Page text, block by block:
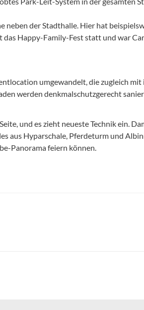
der Stadthalle. Hier hat
Happy-Family-Fest statt und war
umgewandelt, die zugleich
werden denkmalschutzgerecht
und es zieht neueste Technik ein.
aus Hyparschale, Pferdeturm und
Panorama feiern können.